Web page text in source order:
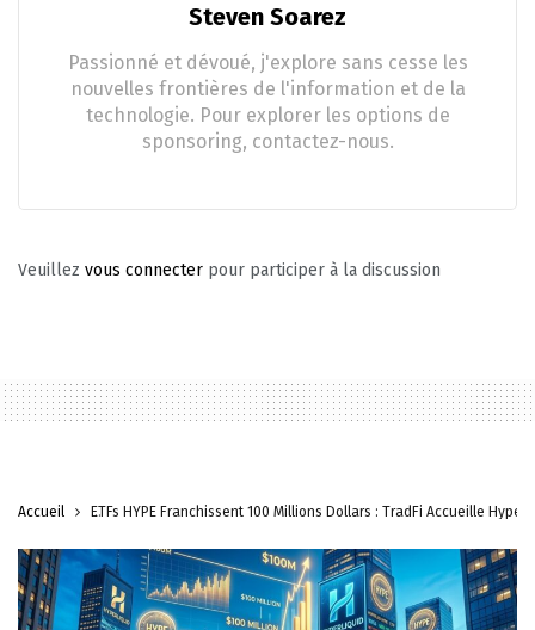
Steven Soarez
Passionné et dévoué, j'explore sans cesse les
nouvelles frontières de l'information et de la
technologie. Pour explorer les options de
sponsoring, contactez-nous.
Veuillez vous connecter pour participer à la discussion
Accueil ETFs HYPE Franchissent 100 Millions Dollars : TradFi Accueille